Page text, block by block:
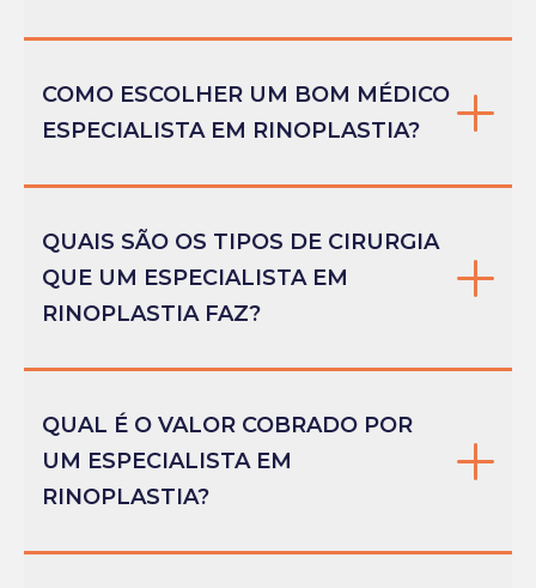
COMO ESCOLHER UM BOM MÉDICO
ESPECIALISTA EM RINOPLASTIA?
QUAIS SÃO OS TIPOS DE CIRURGIA
QUE UM ESPECIALISTA EM
RINOPLASTIA FAZ?
QUAL É O VALOR COBRADO POR
UM ESPECIALISTA EM
RINOPLASTIA?